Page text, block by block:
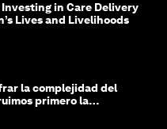
Investing in Care Delivery
Lives and Livelihoods
la complejidad del
primero la